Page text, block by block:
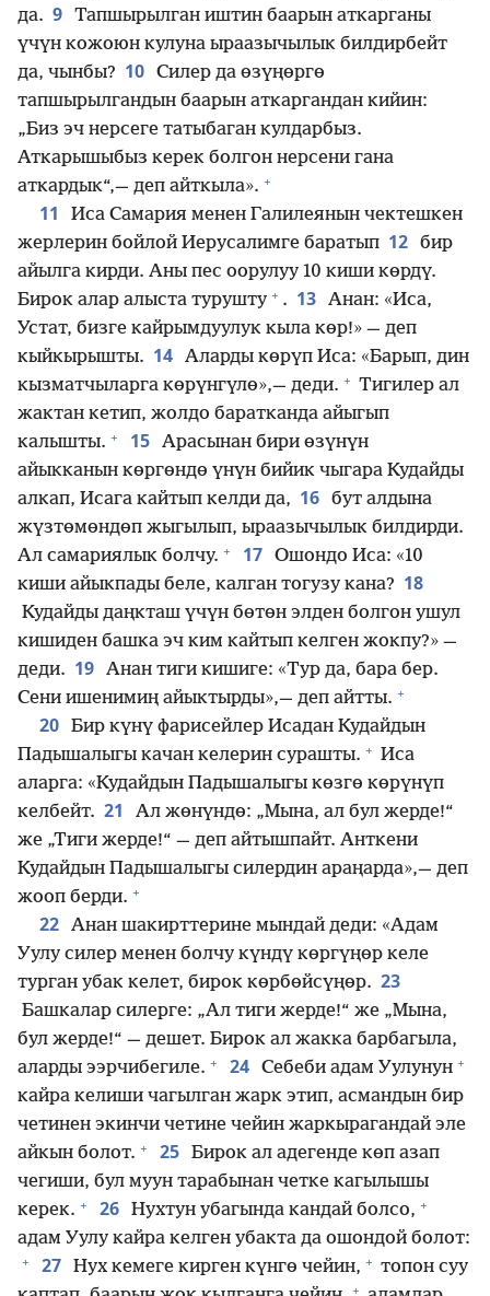
да. 9 Тапшырылган иштин баарын аткарганы
үчүн кожоюн кулуна ыраазычылык билдирбейт
да, чынбы? 10 Силер да өзүңөргө
тапшырылгандын баарын аткаргандан кийин:
„Биз эч нерсеге татыбаган кулдарбыз.
Аткарышыбыз керек болгон нерсени гана
аткардык“,— деп айткыла». +
11
Иса Самария менен Галилеянын чектешкен
жерлерин бойлой Иерусалимге баратып 12 бир
айылга кирди. Аны пес оорулуу 10 киши көрдү.
Бирок алар алыста турушту + . 13 Анан: «Иса,
Устат, бизге кайрымдуулук кыла көр!» — деп
кыйкырышты. 14 Аларды көрүп Иса: «Барып, дин
кызматчыларга көрүнгүлө»,— деди. + Тигилер ал
жактан кетип, жолдо баратканда айыгып
калышты. + 15 Арасынан бири өзүнүн
айыкканын көргөндө үнүн бийик чыгара Кудайды
алкап, Исага кайтып келди да, 16 бут алдына
жүзтөмөндөп жыгылып, ыраазычылык билдирди.
Ал самариялык болчу. + 17 Ошондо Иса: «10
киши айыкпады беле, калган тогузу кана? 18
Кудайды даңкташ үчүн бөтөн элден болгон ушул
кишиден башка эч ким кайтып келген жокпу?» —
деди. 19 Анан тиги кишиге: «Тур да, бара бер.
Сени ишенимиң айыктырды»,— деп айтты. +
20 Бир күнү фарисейлер Исадан Кудайдын
Падышалыгы качан келерин сурашты. + Иса
аларга: «Кудайдын Падышалыгы көзгө көрүнүп
келбейт. 21
Ал жөнүндө: „Мына, ал бул жерде!“
же „Тиги жерде!“ — деп айтышпайт. Анткени
Кудайдын Падышалыгы силердин араңарда»,— деп
жооп берди. +
22 Анан шакирттерине мындай деди: «Адам
Уулу силер менен болчу күндү көргүңөр келе
турган убак келет, бирок көрбөйсүңөр. 23
Башкалар силерге: „Ал тиги жерде!“ же „Мына,
бул жерде!“ — дешет. Бирок ал жакка барбагыла,
аларды ээрчибегиле. + 24 Себеби адам Уулунун +
кайра келиши чагылган жарк этип, асмандын бир
четинен экинчи четине чейин жаркырагандай эле
айкын болот. + 25 Бирок ал адегенде көп азап
чегиши, бул муун тарабынан четке кагылышы
керек. + 26 Нухтун убагында кандай болсо, +
адам Уулу кайра келген убакта да ошондой болот:
+ 27 Нух кемеге кирген күнгө чейин, + топон суу
+